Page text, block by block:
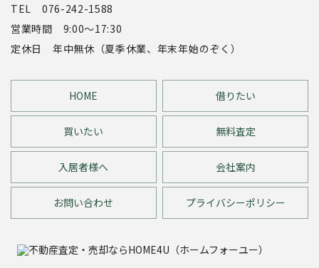
TEL 076-242-1588
営業時間 9:00～17:30
定休日 年中無休（夏季休業、年末年始のぞく）
HOME 借りたい
買いたい 無料査定
入居者様へ 会社案内
お問い合わせ プライバシーポリシー